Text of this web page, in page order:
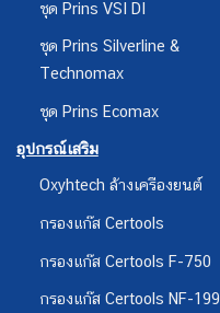
ชุด Prins VSI DI
ชุด Prins Silverline &
Technomax
ชุด Prins Ecomax
อุปกรณ์เสริม
Oxyhtech ล้างเครืองยนต์
กรองแก๊ส Certools
กรองแก๊ส Certools F-750
กรองแก๊ส Certools NF-199